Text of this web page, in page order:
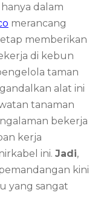
dalam
merancang
memberikan
di kebun
taman
alat ini
tanaman
bekerja
kerja
ini. Jadi,
kini
yang sangat